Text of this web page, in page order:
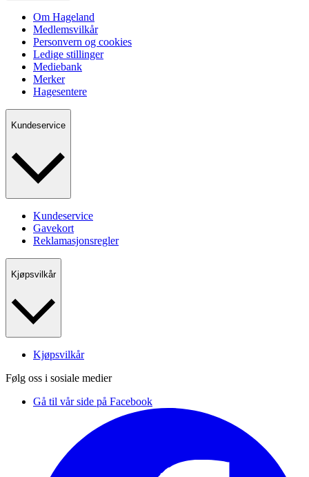
Om Hageland
Medlemsvilkår
Personvern og cookies
Ledige stillinger
Mediebank
Merker
Hagesentere
Kundeservice
Kundeservice
Gavekort
Reklamasjonsregler
Kjøpsvilkår
Kjøpsvilkår
Følg oss i sosiale medier
Gå til vår side på Facebook